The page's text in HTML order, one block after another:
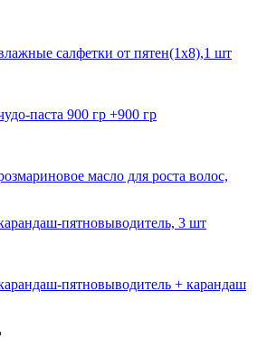
салфетки от пятен(1х8),1 шт
паста 900 гр +900 гр
масло для роста волос,
пятновыводитель, 3 шт
пятновыводитель + карандаш